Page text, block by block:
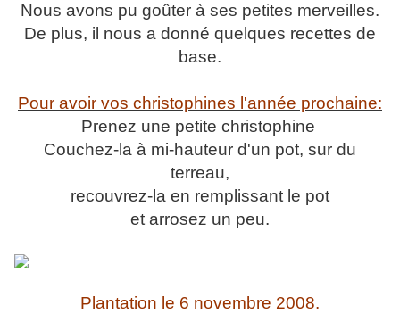
Nous avons pu goûter à ses petites merveilles.
De plus, il nous a donné quelques recettes de
base.
Pour avoir vos christophines l'année prochaine:
Prenez une petite christophine
Couchez-la à mi-hauteur d'un pot, sur du
terreau,
recouvrez-la en remplissant le pot
et arrosez un peu.
Plantation le 6 novembre 2008.